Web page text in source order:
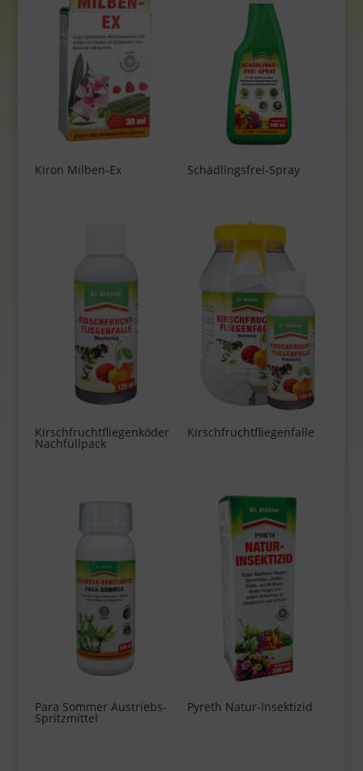
Kiron Milben-Ex Schädlingsfrei-Spray
Kirschfruchtfliegenköder
Nachfüllpack
Kirschfruchtfliegenfalle
Para Sommer Austriebs-
Spritzmittel
Pyreth Natur-Insektizid